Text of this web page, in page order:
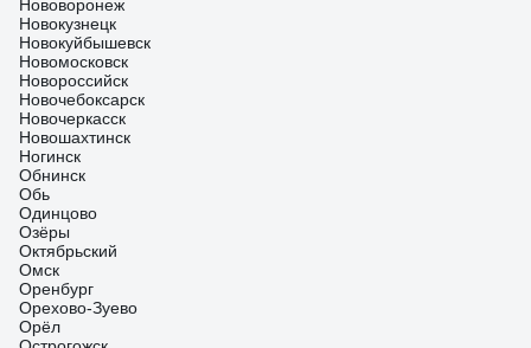
Нововоронеж
Новокузнецк
Новокуйбышевск
Новомосковск
Новороссийск
Новочебоксарск
Новочеркасск
Новошахтинск
Ногинск
Обнинск
Обь
Одинцово
Озёры
Октябрьский
Омск
Оренбург
Орехово-Зуево
Орёл